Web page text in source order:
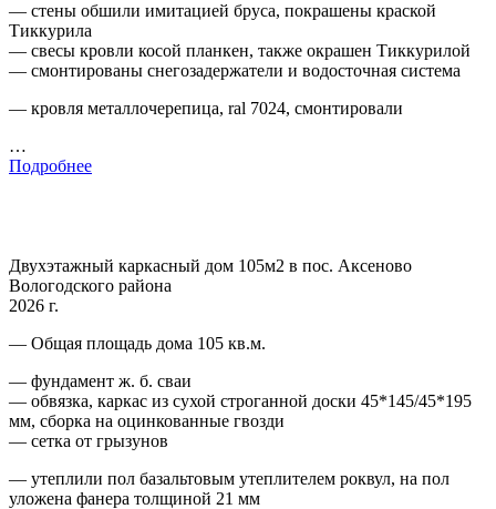
— стены обшили имитацией бруса, покрашены краской
Тиккурила
— свесы кровли косой планкен, также окрашен Тиккурилой
— смонтированы снегозадержатели и водосточная система
— кровля металлочерепица, ral 7024, смонтировали
…
Подробнее
Двухэтажный каркасный дом 105м2 в пос. Аксеново
Вологодского района
2026 г.
— Общая площадь дома 105 кв.м.
— фундамент ж. б. сваи
— обвязка, каркас из сухой строганной доски 45*145/45*195
мм, сборка на оцинкованные гвозди
— сетка от грызунов
— утеплили пол базальтовым утеплителем роквул, на пол
уложена фанера толщиной 21 мм